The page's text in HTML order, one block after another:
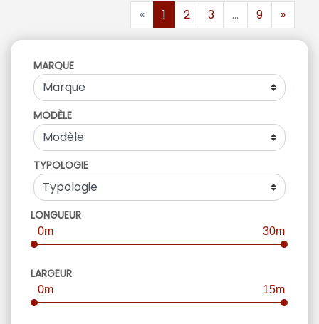
« 1 2 3 ... 9 »
MARQUE
MODÈLE
TYPOLOGIE
LONGUEUR
0m 30m
LARGEUR
0m 15m